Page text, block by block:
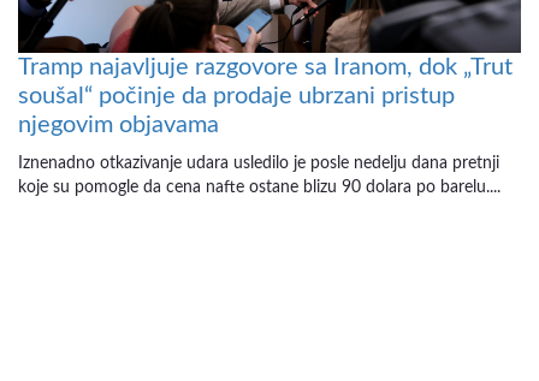
Tramp najavljuje razgovore sa Iranom, dok „Trut
soušal“ počinje da prodaje ubrzani pristup
njegovim objavama
Iznenadno otkazivanje udara usledilo je posle nedelju dana pretnji
koje su pomogle da cena nafte ostane blizu 90 dolara po barelu....